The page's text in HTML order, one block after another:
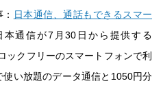
日本通信、通話もできるスマー
本通信が7月30日から提供する
ックフリーのスマートフォンで利
い放題のデータ通信と1050円分